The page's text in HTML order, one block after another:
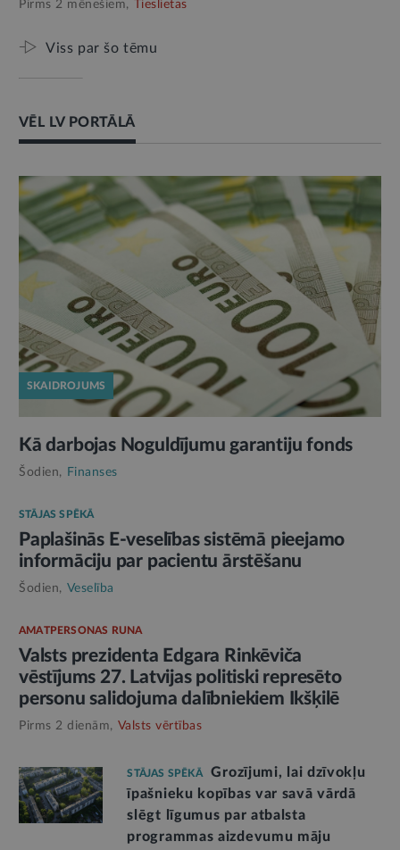
Pirms 2 mēnešiem, Tieslietas
Viss par šo tēmu
VĒL LV PORTĀLĀ
SKAIDROJUMS
Kā darbojas Noguldījumu garantiju fonds
Šodien, Finanses
STĀJAS SPĒKĀ
Paplašinās E-veselības sistēmā pieejamo
informāciju par pacientu ārstēšanu
Šodien, Veselība
AMATPERSONAS RUNA
Valsts prezidenta Edgara Rinkēviča
vēstījums 27. Latvijas politiski represēto
personu salidojuma dalībniekiem Ikšķilē
Pirms 2 dienām, Valsts vērtības
STĀJAS SPĒKĀ
Grozījumi, lai dzīvokļu
īpašnieku kopības var savā vārdā
slēgt līgumus par atbalsta
programmas aizdevumu māju